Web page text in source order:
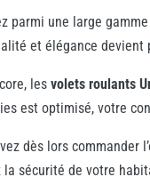
parmi une large
et élégance devient
lesvolets roulants
est optimisé, votre
dès lors commander
la sécurité de votre